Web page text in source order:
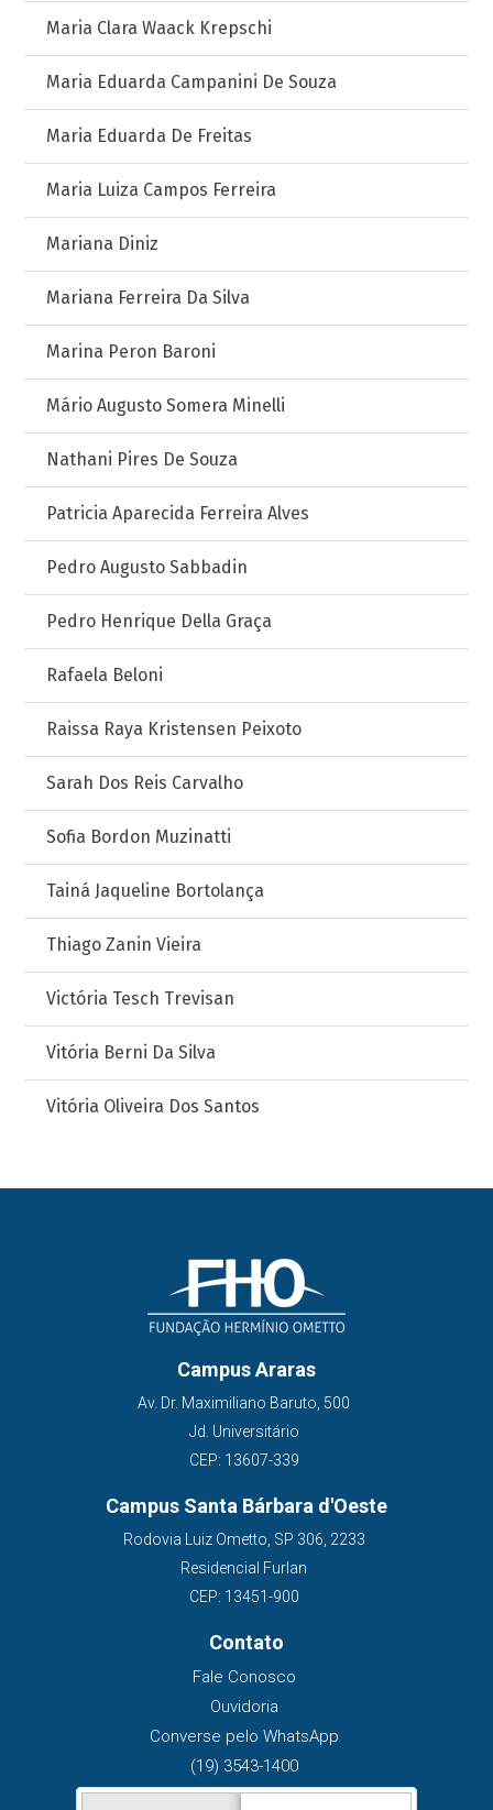
Maria Clara Waack Krepschi
Maria Eduarda Campanini De Souza
Maria Eduarda De Freitas
Maria Luiza Campos Ferreira
Mariana Diniz
Mariana Ferreira Da Silva
Marina Peron Baroni
Mário Augusto Somera Minelli
Nathani Pires De Souza
Patricia Aparecida Ferreira Alves
Pedro Augusto Sabbadin
Pedro Henrique Della Graça
Rafaela Beloni
Raissa Raya Kristensen Peixoto
Sarah Dos Reis Carvalho
Sofia Bordon Muzinatti
Tainá Jaqueline Bortolança
Thiago Zanin Vieira
Victória Tesch Trevisan
Vitória Berni Da Silva
Vitória Oliveira Dos Santos
Campus Araras
Av. Dr. Maximiliano Baruto, 500
Jd. Universitário
CEP: 13607-339
Campus Santa Bárbara d'Oeste
Rodovia Luiz Ometto, SP 306, 2233
Residencial Furlan
CEP: 13451-900
Contato
Fale Conosco
Ouvidoria
Converse pelo WhatsApp
(19) 3543-1400